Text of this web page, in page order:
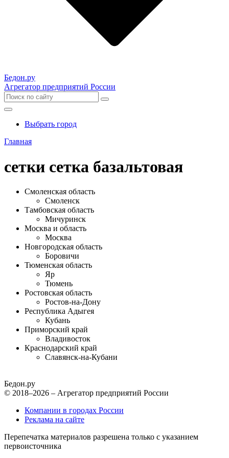
Бедон.ру
Агрегатор предприятий России
Выбрать город
Главная
сетки сетка базальтовая
Смоленская область
Смоленск
Тамбовская область
Мичуринск
Москва и область
Москва
Новгородская область
Боровичи
Тюменская область
Яр
Тюмень
Ростовская область
Ростов-на-Дону
Республика Адыгея
Кубань
Приморский край
Владивосток
Краснодарский край
Славянск-на-Кубани
Бедон.ру
© 2018–2026 – Агрегатор предприятий России
Компании в городах России
Реклама на сайте
Перепечатка материалов разрешена только с указанием
первоисточника